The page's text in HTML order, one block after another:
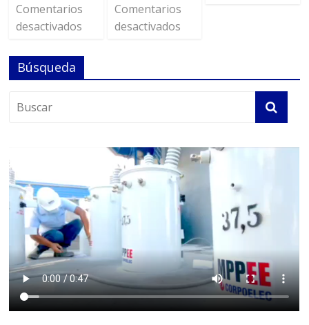
Comentarios
desactivados
Comentarios
desactivados
Búsqueda